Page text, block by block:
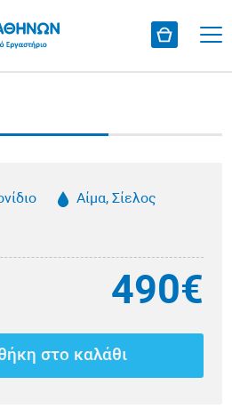
Αίμα, Σίελος
490€
στο καλάθι